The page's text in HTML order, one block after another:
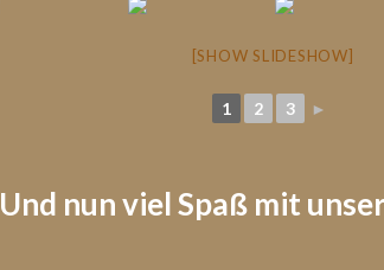
[SHOW SLIDESHOW]
1 2 3 ►
Und nun viel Spaß mit